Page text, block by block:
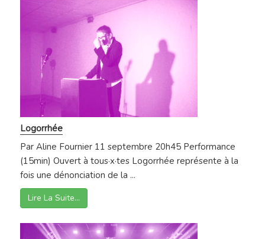
Logorrhée
Par Aline Fournier 11 septembre 20h45 Performance
(15min) Ouvert à tous·x·tes Logorrhée représente à la
fois une dénonciation de la ...
Lire La Suite…